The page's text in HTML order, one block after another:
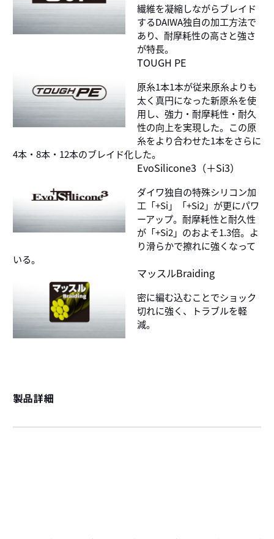
繊維を凝縮しながらブレイド
するDAIWA独自の加工方法で
あり、耐摩耗性の高さと強さ
が特長。
TOUGH PE
原糸1本1本が従来原糸よりも
太く真円になった新原糸を使
用し、強力・耐摩耗性・耐久
性の向上を実現した。この原
糸をより合わせた1本をさらに
4本・8本・12本のブレイド化した。
EvoSilicone3（＋Si3）
ダイワ独自の特殊シリコン加
工「+Si」「+Si2」が更にパワ
ーアップ。耐摩耗性と耐久性
が「+Si2」のおよそ1.3倍。よ
り滑らかで擦れに強くなって
いる。
マッスルBraiding
密に編む込むことでショック
切れに強く、トラブルを軽
減。
製品詳細